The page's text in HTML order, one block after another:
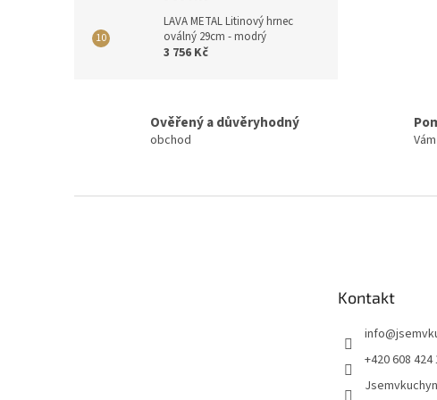
LAVA METAL Litinový hrnec
oválný 29cm - modrý
3 756 Kč
Ověřený a důvěryhodný
obchod
Kontakt
info@
+420 608 424